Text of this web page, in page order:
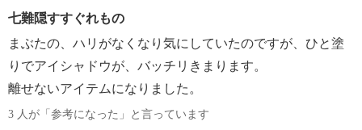
七難隠すすぐれもの
まぶたの、ハリがなくなり気にしていたのですが、ひと塗
りでアイシャドウが、バッチリきまります。
離せないアイテムになりました。
3 人が「参考になった」と言っています